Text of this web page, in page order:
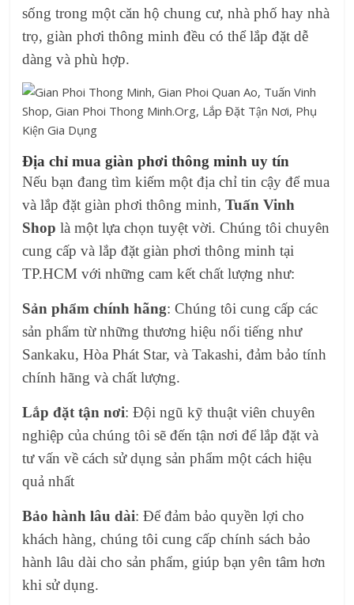
sống trong một căn hộ chung cư, nhà phố hay nhà
trọ, giàn phơi thông minh đều có thể lắp đặt dễ
dàng và phù hợp.
Địa chỉ mua giàn phơi thông minh uy tín
Nếu bạn đang tìm kiếm một địa chỉ tin cậy để mua
và lắp đặt giàn phơi thông minh,Tuấn Vinh
Shop là một lựa chọn tuyệt vời. Chúng tôi chuyên
cung cấp và lắp đặt giàn phơi thông minh tại
TP.HCM với những cam kết chất lượng như:
Sản phẩm chính hãng: Chúng tôi cung cấp các
sản phẩm từ những thương hiệu nổi tiếng như
Sankaku, Hòa Phát Star, và Takashi, đảm bảo tính
chính hãng và chất lượng.
Lắp đặt tận nơi: Đội ngũ kỹ thuật viên chuyên
nghiệp của chúng tôi sẽ đến tận nơi để lắp đặt và
tư vấn về cách sử dụng sản phẩm một cách hiệu
quả nhất
Bảo hành lâu dài: Để đảm bảo quyền lợi cho
khách hàng, chúng tôi cung cấp chính sách bảo
hành lâu dài cho sản phẩm, giúp bạn yên tâm hơn
khi sử dụng.